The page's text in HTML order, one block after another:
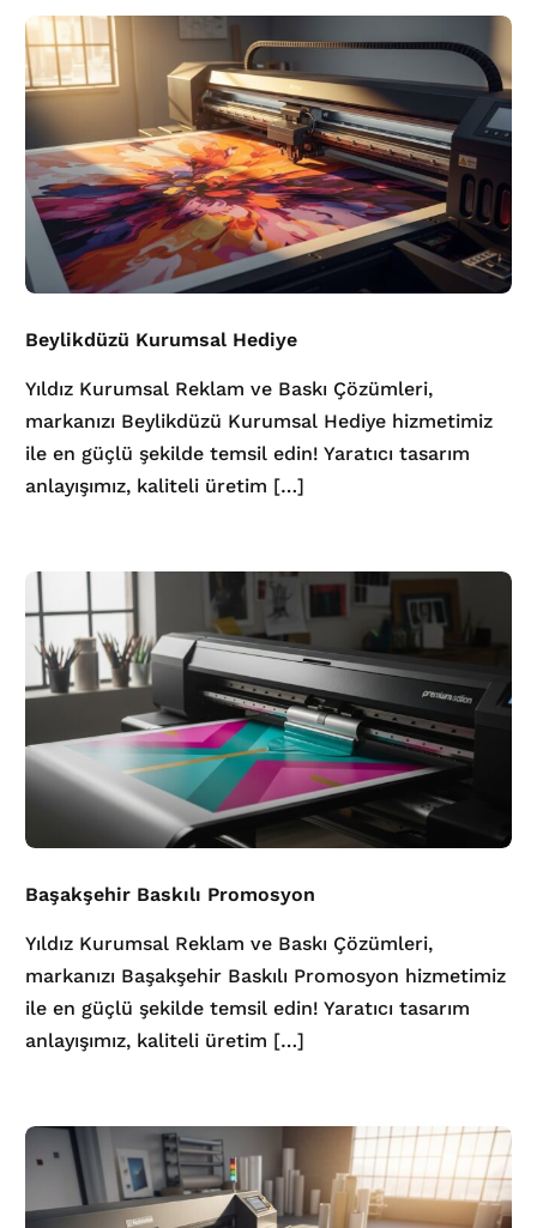
Beylikdüzü Kurumsal Hediye
Yıldız Kurumsal Reklam ve Baskı Çözümleri,
markanızı Beylikdüzü Kurumsal Hediye hizmetimiz
ile en güçlü şekilde temsil edin! Yaratıcı tasarım
anlayışımız, kaliteli üretim […]
Başakşehir Baskılı Promosyon
Yıldız Kurumsal Reklam ve Baskı Çözümleri,
markanızı Başakşehir Baskılı Promosyon hizmetimiz
ile en güçlü şekilde temsil edin! Yaratıcı tasarım
anlayışımız, kaliteli üretim […]